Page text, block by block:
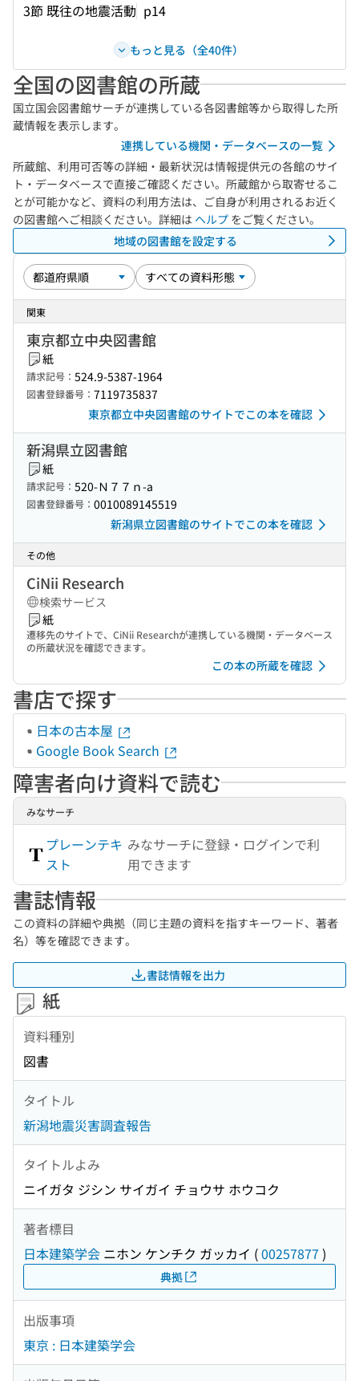
3節 既往の地震活動 p14
もっと見る（全40件）
全国の図書館の所蔵
国立国会図書館サーチが連携している各図書館等から取得した所
蔵情報を表示します。
連携している機関・データベースの一覧
所蔵館、利用可否等の詳細・最新状況は情報提供元の各館のサイ
ト・データベースで直接ご確認ください。所蔵館から取寄せるこ
とが可能かなど、資料の利用方法は、ご自身が利用されるお近く
の図書館へご相談ください。詳細は ヘルプ をご覧ください。
地域の図書館を設定する
関東
東京都立中央図書館
紙
請求記号： 524.9-5387-1964
図書登録番号： 7119735837
東京都立中央図書館のサイトでこの本を確認
新潟県立図書館
紙
請求記号： 520-Ｎ７７ｎ-a
図書登録番号： 0010089145519
新潟県立図書館のサイトでこの本を確認
その他
CiNii Research
検索サービス
紙
遷移先のサイトで、CiNii Researchが連携している機関・データベース
の所蔵状況を確認できます。
この本の所蔵を確認
書店で探す
日本の古本屋
Google Book Search
障害者向け資料で読む
みなサーチ
プレーンテキ
スト
みなサーチに登録・ログインで利
用できます
書誌情報
この資料の詳細や典拠（同じ主題の資料を指すキーワード、著者
名）等を確認できます。
書誌情報を出力
紙
資料種別
図書
タイトル
新潟地震災害調査報告
タイトルよみ
ニイガタ ジシン サイガイ チョウサ ホウコク
著者標目
日本建築学会 ニホン ケンチク ガッカイ (00257877 )
典拠
出版事項
東京 : 日本建築学会